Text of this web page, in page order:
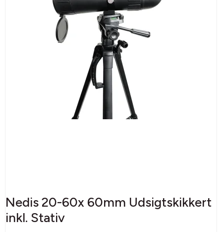
Nedis 20-60x 60mm Udsigtskikkert
inkl. Stativ